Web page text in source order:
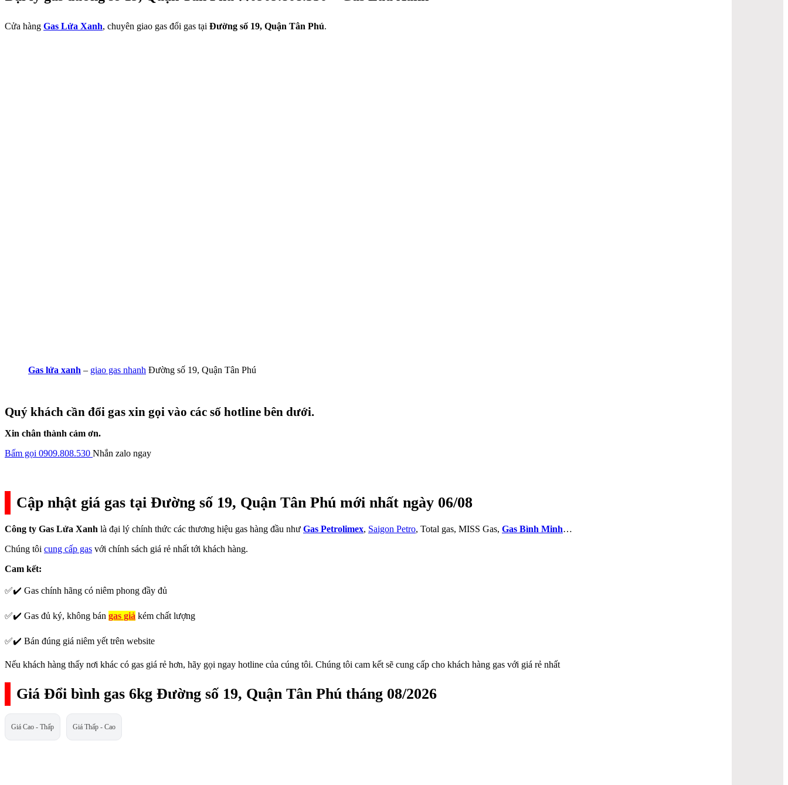
Cửa hàng Gas Lửa Xanh, chuyên giao gas đổi gas tại Đường số 19, Quận Tân Phú.
Gas lửa xanh – giao gas nhanh Đường số 19, Quận Tân Phú
Quý khách cần đổi gas xin gọi vào các số hotline bên dưới.
Xin chân thành cảm ơn.
Bấm gọi 0909.808.530 Nhắn zalo ngay
Cập nhật giá gas tại Đường số 19, Quận Tân Phú mới nhất ngày 06/08
Công ty Gas Lửa Xanh là đại lý chính thức các thương hiệu gas hàng đầu như Gas Petrolimex, Saigon Petro, Total gas, MISS Gas, Gas Bình Minh…
Chúng tôi cung cấp gas với chính sách giá rẻ nhất tới khách hàng.
Cam kết:
✅✔️ Gas chính hãng có niêm phong đầy đủ
✅✔️ Gas đủ ký, không bán gas giả kém chất lượng
✅✔️ Bán đúng giá niêm yết trên website
Nếu khách hàng thấy nơi khác có gas giá rẻ hơn, hãy gọi ngay hotline của cúng tôi. Chúng tôi cam kết sẽ cung cấp cho khách hàng gas với giá rẻ nhất
Giá Đổi bình gas 6kg Đường số 19, Quận Tân Phú tháng 08/2026
Giá Cao - Thấp Giá Thấp - Cao